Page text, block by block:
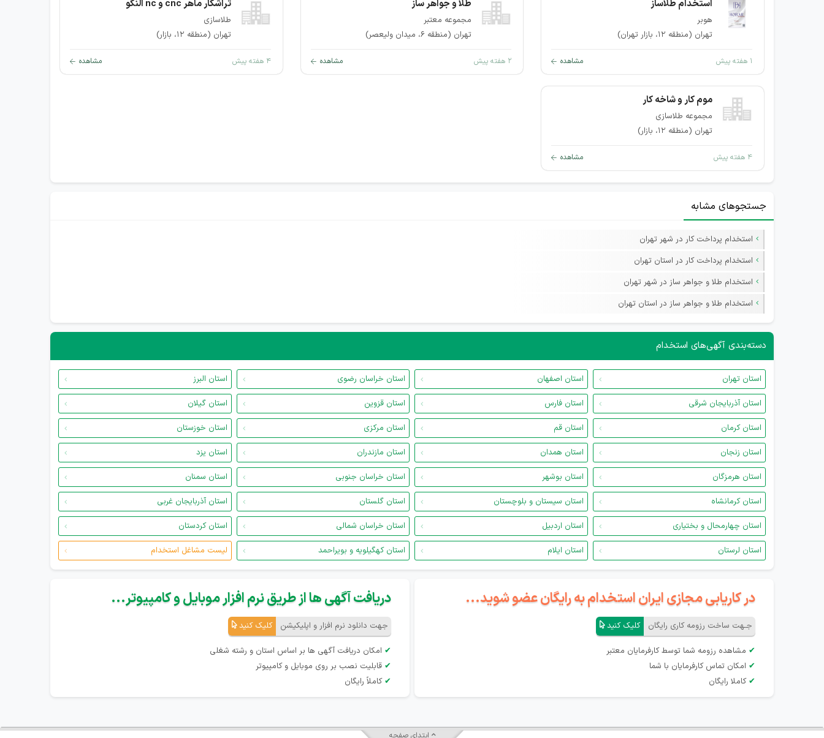
استخدام طلاساز
هوبر
تهران (منطقه ۱۲، بازار تهران)
۱ هفته پیش مشاهده
طلا و جواهر ساز
مجموعه معتبر
تهران (منطقه ۶، میدان ولیعصر)
۲ هفته پیش مشاهده
تراشکار ماهر cnc و nc النگو
طلاسازی
تهران (منطقه ۱۲، بازار)
۴ هفته پیش مشاهده
موم کار و شاخه کار
مجموعه طلاسازی
تهران (منطقه ۱۲، بازار)
۴ هفته پیش مشاهده
جستجوهای مشابه
استخدام پرداخت کار در شهر تهران
استخدام پرداخت کار در استان تهران
استخدام طلا و جواهر ساز در شهر تهران
استخدام طلا و جواهر ساز در استان تهران
دسته‌بندی آگهی‌های استخدام
استان تهران استان اصفهان استان خراسان رضوی
استان البرز
استان آذربایجان شرقی
استان فارس استان قزوین
استان گیلان
استان کرمان
استان قم استان مرکزی
استان خوزستان
استان زنجان
استان همدان استان مازندران
استان یزد
استان هرمزگان
استان بوشهر استان خراسان جنوبی
استان سمنان
استان کرمانشاه
استان سیستان و بلوچستان استان گلستان
استان آذربایجان غربی
استان چهارمحال و بختیاری
استان اردبیل استان خراسان شمالی
استان کردستان
استان لرستان
استان ایلام استان کهگیلویه و بویراحمد لیست مشاغل استخدام
در کاریابی مجازی ایران استخدام به رایگان عضو شوید...
جـهت ساخت رزومه کاری رایگان کلیک کنید
✔ مشاهده رزومه شما توسط کارفرمایان معتبر
✔ امکان تماس کارفرمایان با شما
✔ کاملا رایگان
دریافت آگهی ها از طریق نرم افزار موبایل و کامپیوتر...
جهت دانلود نرم افزار و اپلیکیشن کلیک کنید
✔ امکان دریافت آگهی ها بر اساس استان و رشته شغلی
✔ قابلیت نصب بر روی موبایل و کامپیوتر
✔ کاملاً رایگان
ابتدای صفحه